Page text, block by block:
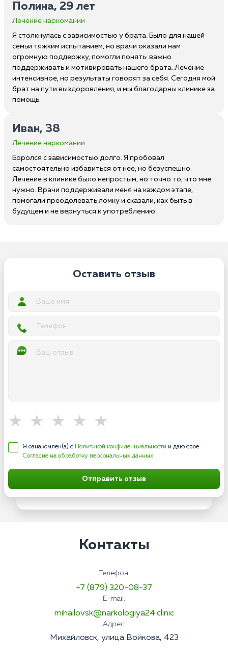
Полина, 29 лет
Лечение наркомании
Я столкнулась с зависимостью у брата. Было для нашей
семьи тяжким испытанием, но врачи оказали нам
огромную поддержку, помогли понять: важно
поддерживать и мотивировать нашего брата. Лечение
интенсивное, но результаты говорят за себя. Сегодня мой
брат на пути выздоровления, и мы благодарны клинике за
помощь.
Иван, 38
Лечение наркомании
Боролся с зависимостью долго. Я пробовал
самостоятельно избавиться от нее, но безуспешно.
Лечение в клинике было непростым, но точно то, что мне
нужно. Врачи поддерживали меня на каждом этапе,
помогали преодолевать ломку и сказали, как быть в
будущем и не вернуться к употреблению.
Оставить отзыв
Я ознакомлен(а) с Политикой конфиденциальности и даю свое
Согласие на обработку персональных данных
Отправить отзыв
Контакты
Телефон:
+7 (879) 320-08-37
E-mail:
mihailovsk@narkologiya24.clinic
Адрес:
Михайловск, улица Войкова, 423